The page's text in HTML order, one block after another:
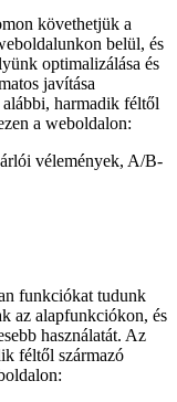
követhetjük a
belül, és
optimalizálása és
javítása
alábbi, harmadik féltől
a weboldalon:
vélemények, A/B-
funkciókat tudunk
az alapfunkciókon, és
használatát. Az
féltől származó